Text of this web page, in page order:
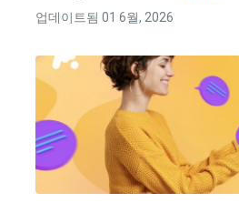
업데이트됨 01 6월, 2026